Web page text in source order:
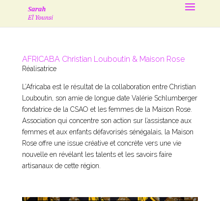
AFRICABA Christian Louboutin & Maison Rose
Réalisatrice
L’Africaba est le résultat de la collaboration entre Christian
Louboutin, son amie de longue date Valérie Schlumberger
fondatrice de la CSAO et les femmes de la Maison Rose.
Association qui concentre son action sur l’assistance aux
femmes et aux enfants défavorisés sénégalais, la Maison
Rose offre une issue créative et concrète vers une vie
nouvelle en révélant les talents et les savoirs faire
artisanaux de cette région.